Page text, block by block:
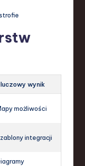
wynik
możliwości
integracji